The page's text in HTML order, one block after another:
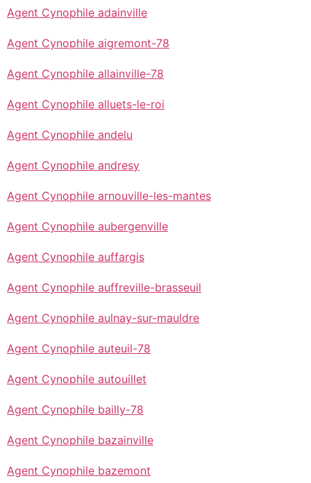
Agent Cynophile adainville
Agent Cynophile aigremont-78
Agent Cynophile allainville-78
Agent Cynophile alluets-le-roi
Agent Cynophile andelu
Agent Cynophile andresy
Agent Cynophile arnouville-les-mantes
Agent Cynophile aubergenville
Agent Cynophile auffargis
Agent Cynophile auffreville-brasseuil
Agent Cynophile aulnay-sur-mauldre
Agent Cynophile auteuil-78
Agent Cynophile autouillet
Agent Cynophile bailly-78
Agent Cynophile bazainville
Agent Cynophile bazemont